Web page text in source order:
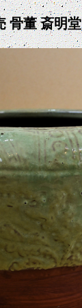
取
骨董 斎明堂